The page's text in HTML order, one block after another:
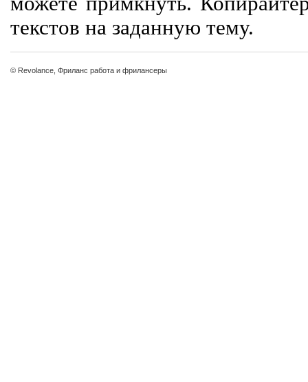
текстов на заданную тему.
© Revolance, Фриланс работа и фрилансеры